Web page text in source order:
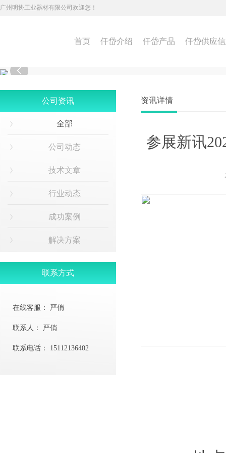
广州明协工业器材有限公司欢迎您！
首页 仟岱介绍 仟岱产品 仟岱供应

公司资讯
全部
公司动态
技术文章
行业动态
成功案例
解决方案
联系方式
在线客服： 严俏
联系人： 严俏
联系电话： 15112136402
资讯详情
参展新讯